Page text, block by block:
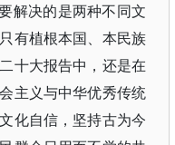
解决的是两种不同文
有植根本国、本民族
十大报告中，还是在
主义与中华优秀传统
化自信，坚持古为今